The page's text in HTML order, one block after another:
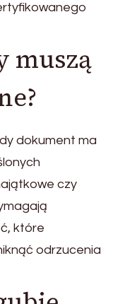
muszą
dokument ma
czy
które
odrzucenia